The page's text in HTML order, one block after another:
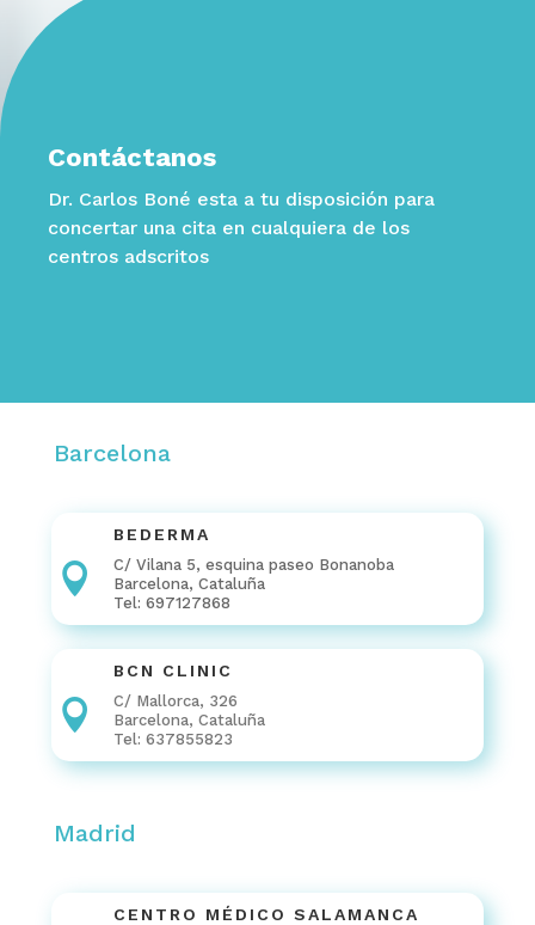
Contáctanos
Dr. Carlos Boné esta a tu disposición para
concertar una cita en cualquiera de los
centros adscritos
Barcelona

BEDERMA
C/ Vilana 5, esquina paseo Bonanoba
Barcelona, Cataluña
Tel: 697127868

BCN CLINIC
C/ Mallorca, 326
Barcelona, Cataluña
Tel: 637855823
Madrid
CENTRO MÉDICO SALAMANCA